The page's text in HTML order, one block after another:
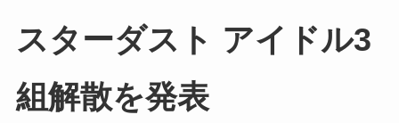
スターダスト アイドル3
組解散を発表